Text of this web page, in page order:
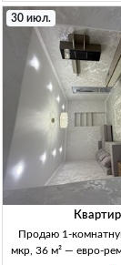
кирпичный дом, не
на руках
30 июл.
Продаю 1-
мкр, 36 м² — евро-